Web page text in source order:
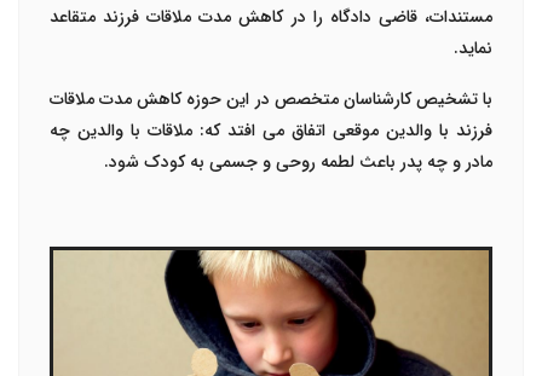
مستندات، قاضی دادگاه را در کاهش مدت ملاقات فرزند متقاعد
نماید.
با تشخیص کارشناسان متخصص در این حوزه کاهش مدت ملاقات
فرزند با والدین موقعی اتفاق می افتد که: ملاقات با والدین چه
مادر و چه پدر باعث لطمه روحی و جسمی به کودک شود.